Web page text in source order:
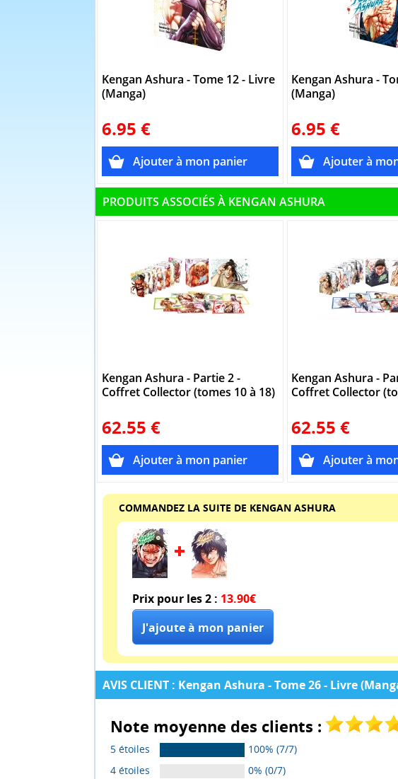
Kengan Ashura - Tome 12 - Livre
(Manga)
6.95 €
Kengan Ashura -
(Manga)
6.95 €
PRODUITS ASSOCIÉS À KENGAN ASHURA
Kengan Ashura - Partie 2 -
Coffret Collector (tomes 10 à 18)
62.55 €
Kengan Ashura -
Coffret Collector
62.55 €
COMMANDEZ LA SUITE DE KENGAN ASHURA
Prix pour les 2 : 13.90€
AVIS CLIENT : Kengan Ashura - Tome 26 - Livre
Note moyenne des clients :
5 étoiles
100% (7/7)
4 étoiles
0% (0/7)